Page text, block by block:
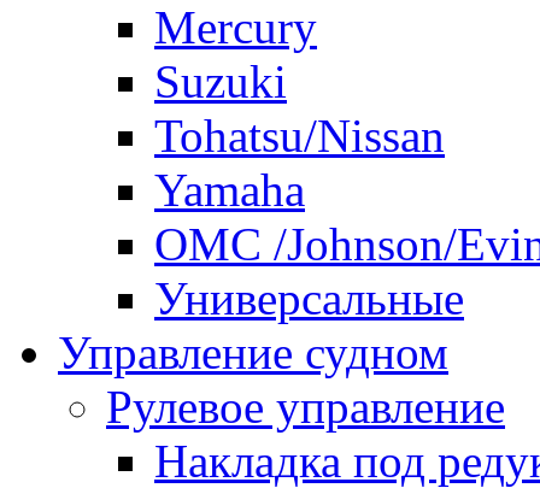
Mercury
Suzuki
Tohatsu/Nissan
Yamaha
ОМС /Johnson/
Универсальные
Управление судном
Рулевое управление
Накладка под